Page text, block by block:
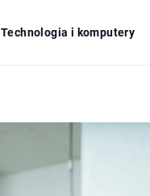
Technologia i komputery